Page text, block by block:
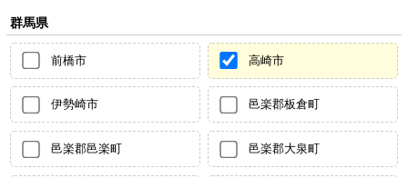
群馬県
前橋市 高崎市
伊勢崎市 邑楽郡板倉町
邑楽郡邑楽町 邑楽郡大泉町